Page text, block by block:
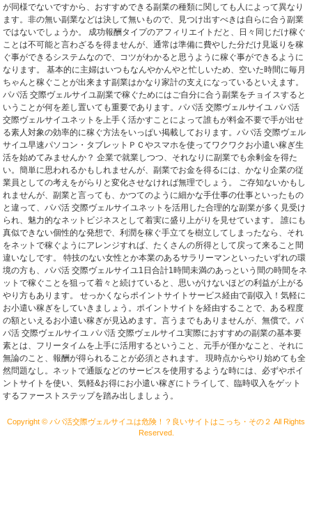
が同様でないですから、おすすめできる副業の種類に関しても人によって異なり
ます。非の無い副業などは決して無いもので、見つけ出すべきは自らに合う副業
ではないでしょうか。 成功報酬タイプのアフィリエイトだと、日々同じだけ稼ぐ
ことは不可能と言わざるを得ませんが、通常は準備に費やした分だけ見返りを稼
ぐ事ができるシステムなので、コツがわかると思うように稼ぐ事ができるように
なります。 基本的に主婦はいつもなんやかんやと忙しいため、空いた時間に毎月
ちゃんと稼ぐことが出来ます副業はかなり家計の支えになっているといえます。
パパ活 交際ヴェルサイユ副業で稼ぐためにはご自分に合う副業をチョイスすると
いうことが何を差し置いても重要であります。パパ活 交際ヴェルサイユ パパ活
交際ヴェルサイユネットを上手く活かすことによって誰もが料金不要で手が出せ
る素人対象の効率的に稼ぐ方法をいっぱい掲載しております。パパ活 交際ヴェル
サイユ早速パソコン・タブレットＰＣやスマホを使ってワクワクお小遣い稼ぎ生
活を始めてみませんか？ 企業で就業しつつ、それなりに副業でも余剰金を得た
い。簡単に思われるかもしれませんが、副業でお金を得るには、かなり企業の従
業員としての考えをがらりと変化させなければ無理でしょう。 ご存知ないかもし
れませんが、副業と言っても、かつてのように細かな手仕事の仕事といったもの
と違って、パパ活 交際ヴェルサイユネットを活用した合理的な副業が多く見受け
られ、魅力的なネットビジネスとして着実に盛り上がりを見せています。 誰にも
真似できない個性的な発想で、利潤を稼ぐ手立てを樹立してしまったなら、それ
をネットで稼ぐようにアレンジすれば、たくさんの所得として戻って来ること間
違いなしです。 特技のない女性とか本業のあるサラリーマンといったいずれの環
境の方も、パパ活 交際ヴェルサイユ1日合計1時間未満のあっという間の時間をネ
ットで稼ぐことを狙って着々と続けていると、思いがけないほどの利益が上がる
やり方もあります。 せっかくならポイントサイトサービス経由で副収入！気軽に
お小遣い稼ぎをしていきましょう。ポイントサイトを経由することで、ある程度
の額といえるお小遣い稼ぎが見込めます。言うまでもありませんが、無償で。パ
パ活 交際ヴェルサイユ パパ活 交際ヴェルサイユ実際におすすめの副業の基本要
素とは、フリータイムを上手に活用するということ、元手が僅かなこと、それに
無論のこと、報酬が得られることが必須とされます。 現時点からやり始めても全
然問題なし。ネットで通販などのサービスを使用するような時には、必ずやポイ
ントサイトを使い、気軽&お得にお小遣い稼ぎにトライして、臨時収入をゲット
するファーストステップを踏み出しましょう。
Copyright © パパ活交際ヴェルサイユは危険！？良いサイトはこっち・その２ All Rights
Reserved.